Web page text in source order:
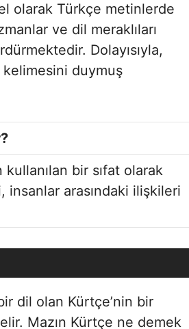
olarak Türkçe metinlerde
ve dil meraklıları
Dolayısıyla,
kelimesini duymuş
bir sıfat olarak
insanlar arasındaki ilişkileri
dil olan Kürtçe’nin bir
Mazın Kürtçe ne demek